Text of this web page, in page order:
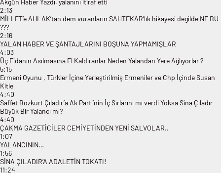
Akgün Haber Yazdı, yalanını itiraf etti
2:13
MİLLET’e AHLAK’tan dem vuranların SAHTEKAR’lık hikayesi degilde NE BU
???
2:16
YALAN HABER VE ŞANTAJLARINI BOŞUNA YAPMAMIŞLAR
4:03
Üç Fidanın Asılmasına El Kaldıranlar Neden Yalandan Yere Ağlıyorlar ?
5:15
Ermeni Oyunu , Türkler İçine Yerleştirilmiş Ermeniler ve Chp İçinde Susan
Kitle
4:40
Saffet Bozkurt Çıladır’a Ak Parti’nin İç Sırlarını mı verdi Yoksa Sina Çıladır
Büyük Bir Yalancı mı?
4:40
ÇAKMA GAZETİCİLER CEMİYETİNDEN YENİ SALVOLAR..
1:07
YALANCININ…
1:56
SİNA ÇILADIR’A ADALETİN TOKATI!
11:24